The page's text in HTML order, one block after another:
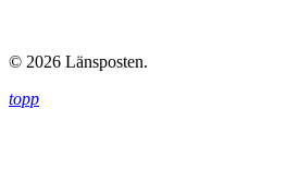
© 2026 Länsposten.
topp